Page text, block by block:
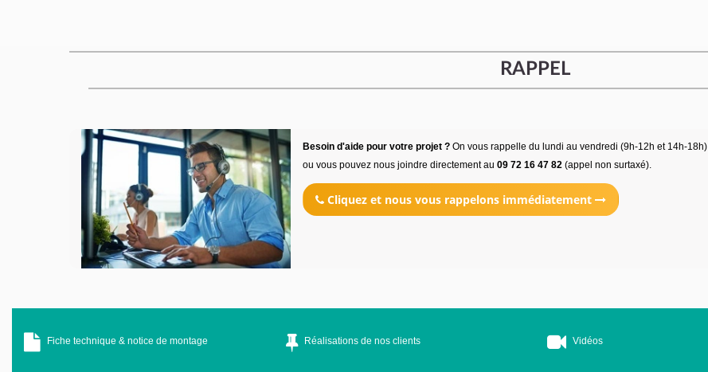
RAPPEL
Besoin d'aide pour votre projet ?On vous rappelle du lundi au vendredi (9h-12h et 14h-18h)
ou vous pouvez nous joindre directement au 09 72 16 47 82(appel non surtaxé).
Cliquez et nous vous rappelons immédiatement
Fiche technique & notice de montage Réalisations de nos clients Vidéos